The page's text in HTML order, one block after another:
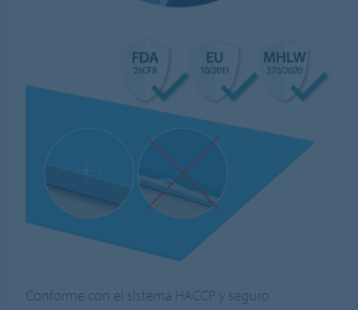
Conforme con el sistema HACCP y seguro